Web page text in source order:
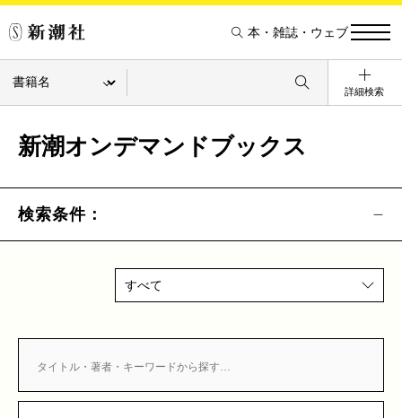
本・雑誌・ウェブ
詳細検索
新潮オンデマンドブックス
検索条件：
すべて